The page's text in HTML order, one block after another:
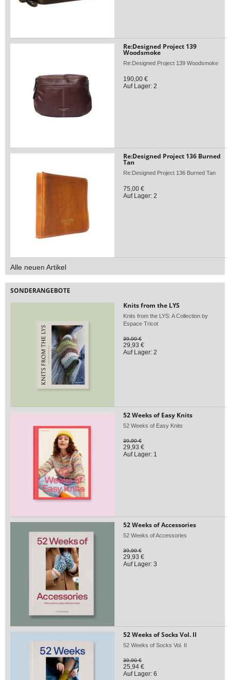
Re:Designed Project 139
Woodsmoke
Re:Designed Project 139 Woodsmoke
190,00 €
Auf Lager: 2
Re:Designed Project 136 Burned
Tan
Re:Designed Project 136 Burned Tan
75,00 €
Auf Lager: 2
Alle neuen Artikel
SONDERANGEBOTE
Knits from the LYS
Knits from the LYS: A Collection by
Espace Tricot
39,90 €
29,93 €
Auf Lager: 2
52 Weeks of Easy Knits
52 Weeks of Easy Knits
39,90 €
29,93 €
Auf Lager: 1
52 Weeks of Accessories
52 Weeks of Accessories
39,90 €
29,93 €
Auf Lager: 3
52 Weeks of Socks Vol. II
52 Weeks of Socks Vol. II
39,90 €
25,94 €
Auf Lager: 6